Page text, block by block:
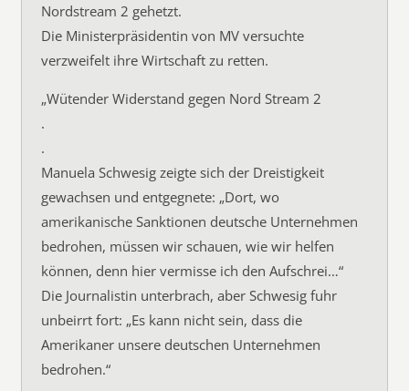
Nordstream 2 gehetzt.
Die Ministerpräsidentin von MV versuchte
verzweifelt ihre Wirtschaft zu retten.
„Wütender Widerstand gegen Nord Stream 2
.
.
Manuela Schwesig zeigte sich der Dreistigkeit
gewachsen und entgegnete: „Dort, wo
amerikanische Sanktionen deutsche Unternehmen
bedrohen, müssen wir schauen, wie wir helfen
können, denn hier vermisse ich den Aufschrei…“
Die Journalistin unterbrach, aber Schwesig fuhr
unbeirrt fort: „Es kann nicht sein, dass die
Amerikaner unsere deutschen Unternehmen
bedrohen.“